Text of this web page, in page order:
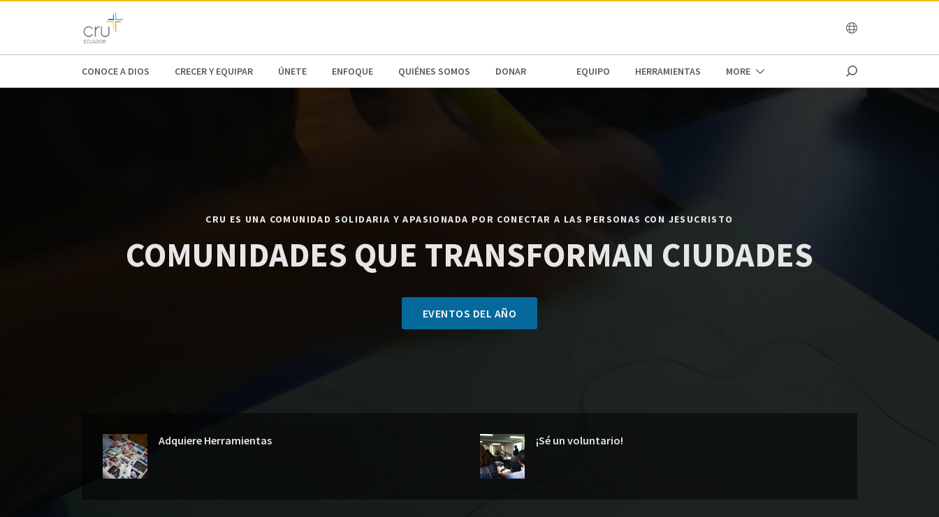
AFRICA
CONOCE A DIOS CRECER Y EQUIPAR ÚNETE ENFOQUE QUIÉNES SOMOS DONAR EQUIPO HERRAMIENTAS MORE
CRU ES UNA COMUNIDAD SOLIDARIA Y APASIONADA POR CONECTAR A LAS PERSONAS CON JESUCRISTO
COMUNIDADES QUE TRANSFORMAN CIUDADES
EVENTOS DEL AÑO
Adquiere Herramientas ¡Sé un voluntario!